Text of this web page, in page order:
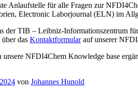
Anlaufstelle für alle Fragen zur
Electronic Laborjournal (ELN) im
der TIB – Leibniz-Informationszentrum
das Kontaktformularauf unserer
NFDI4Chem Knowledge base
von Johannes Hunold